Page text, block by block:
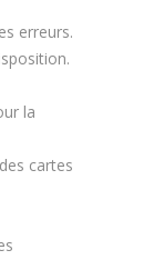
erreurs.
la
cartes